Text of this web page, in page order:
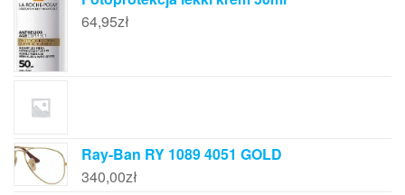
64,95zł
Ray-Ban RY 1089 4051 GOLD
340,00zł